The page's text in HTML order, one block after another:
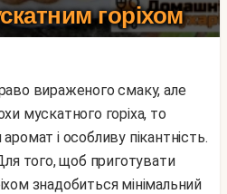
горіхом
мускатного горіха, то
і особливу пікантність.
того, щоб приготувати
знадобиться мінімальний